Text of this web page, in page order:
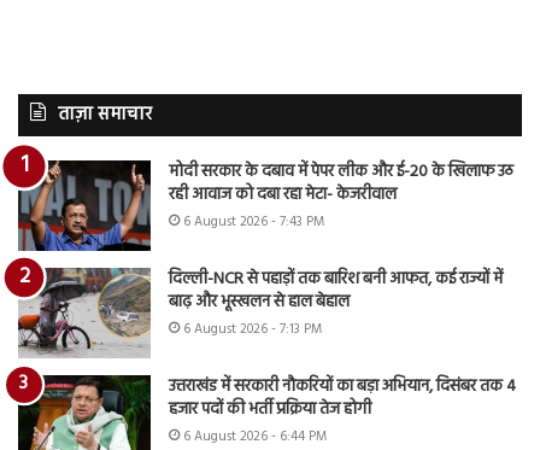
ताज़ा समाचार
मोदी सरकार के दबाव में पेपर लीक और ई-20 के खिलाफ उठ
रही आवाज को दबा रहा मेटा- केजरीवाल
6 August 2026 - 7:43 PM
दिल्ली-NCR से पहाड़ों तक बारिश बनी आफत, कई राज्यों में
बाढ़ और भूस्खलन से हाल बेहाल
6 August 2026 - 7:13 PM
उत्तराखंड में सरकारी नौकरियों का बड़ा अभियान, दिसंबर तक 4
हजार पदों की भर्ती प्रक्रिया तेज होगी
6 August 2026 - 6:44 PM